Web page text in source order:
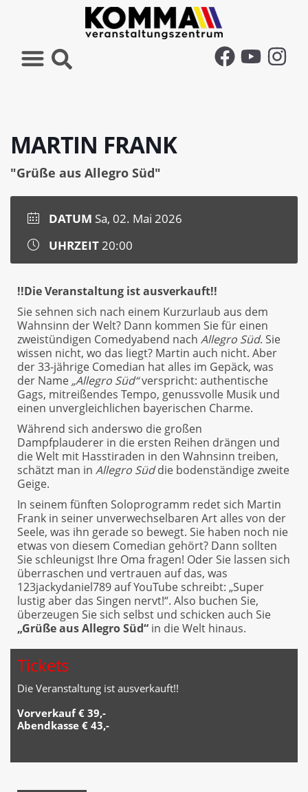
MARTIN FRANK
"Grüße aus Allegro Süd"
DATUM Sa, 02. Mai 2026
UHRZEIT20:00
!!Die Veranstaltung ist ausverkauft!!
Sie sehnen sich nach einem Kurzurlaub aus dem
Wahnsinn der Welt? Dann kommen Sie für einen
zweistündigen Comedyabend nach Allegro Süd. Sie
wissen nicht, wo das liegt? Martin auch nicht. Aber
der 33-jährige Comedian hat alles im Gepäck, was
der Name „Allegro Süd“verspricht: authentische
Gags, mitreißendes Tempo, genussvolle Musik und
einen unvergleichlichen bayerischen Charme.
Während sich anderswo die großen
Dampfplauderer in die ersten Reihen drängen und
die Welt mit Hasstiraden in den Wahnsinn treiben,
schätzt man in Allegro Süddie bodenständige zweite
Geige.
In seinem fünften Soloprogramm redet sich Martin
Frank in seiner unverwechselbaren Art alles von der
Seele, was ihn gerade so bewegt. Sie haben noch nie
etwas von diesem Comedian gehört? Dann sollten
Sie schleunigst Ihre Oma fragen! Oder Sie lassen sich
überraschen und vertrauen auf das, was
123jackydaniel789 auf YouTube schreibt: „Super
lustig aber das Singen nervt!“. Also buchen Sie,
überzeugen Sie sich selbst und schicken auch Sie
„Grüße aus Allegro Süd“ in die Welt hinaus.
Tickets
Die Veranstaltung ist ausverkauft!!
Vorverkauf € 39,-
Abendkasse € 43,-